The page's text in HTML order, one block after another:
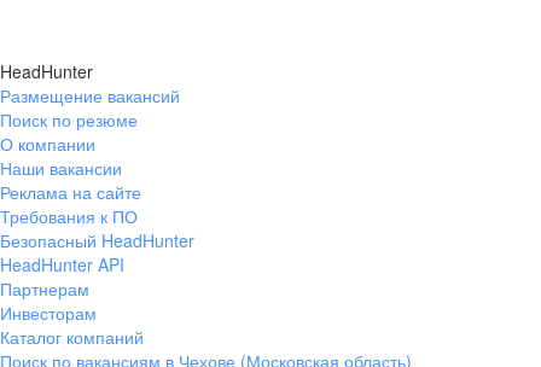
HeadHunter
Размещение вакансий
Поиск по резюме
О компании
Наши вакансии
Реклама на сайте
Требования к ПО
Безопасный HeadHunter
HeadHunter API
Партнерам
Инвесторам
Каталог компаний
Поиск по вакансиям в Чехове (Московская область)